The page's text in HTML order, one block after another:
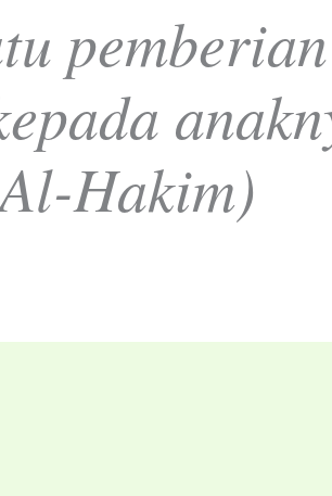
Hakim)